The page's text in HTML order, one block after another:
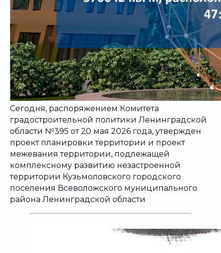
Сегодня, распоряжением Комитета
градостроительной политики Ленинградской
области №395 от 20 мая 2026 года, утвержден
проект планировки территории и проект
межевания территории, подлежащей
комплексному развитию незастроенной
территории Кузьмоловского городского
поселения Всеволожского муниципального
района Ленинградской области